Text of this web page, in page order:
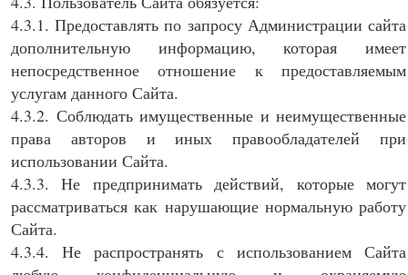
4.3.1. Предоставлять по запросу Администрации сайта
дополнительную информацию, которая имеет
непосредственное отношение к предоставляемым
услугам данного Сайта.
4.3.2. Соблюдать имущественные и неимущественные
права авторов и иных правообладателей при
использовании Сайта.
4.3.3. Не предпринимать действий, которые могут
рассматриваться как нарушающие нормальную работу
Сайта.
4.3.4. Не распространять с использованием Сайта